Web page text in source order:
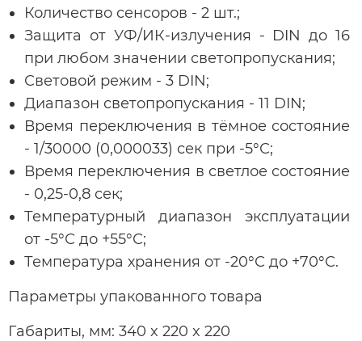
Количество сенсоров - 2 шт.;
Защита от УФ/ИК-излучения - DIN до 16
при любом значении светопропускания;
Световой режим - 3 DIN;
Диапазон светопропускания - 11 DIN;
Время переключения в тёмное состояние
- 1/30000 (0,000033) сек при -5°С;
Время переключения в светлое состояние
- 0,25-0,8 сек;
Температурный диапазон эксплуатации
от -5°С до +55°С;
Температура хранения от -20°С до +70°С.
Параметры упакованного товара
Габариты, мм: 340 x 220 x 220